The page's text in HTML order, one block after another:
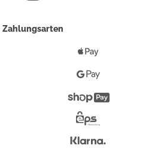
Zahlungsarten
Pay
Google
PayShopify
Überweisung